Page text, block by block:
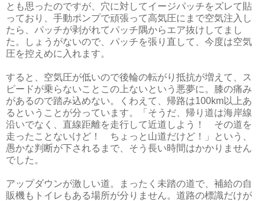
とも思ったのですが、穴に対してイージパッチをズレて貼
っており、手動ポンプで頑張って高気圧にまで空気注入し
たら、パッチが剥がれてパッチ隅からエア抜けしてまし
た。しょうがないので、パッチを張り直して、今度は空気
圧を控えめに入れます。
すると、空気圧が低いので後輪の転がり抵抗が増えて、ス
ピードが乗らないことこの上ないという悪夢に。膝の痛み
があるので踏み込めない。くわえて、帰路は100km以上あ
るということが分っています。「そうだ、帰り道は海岸線
沿いでなく、直線距離を走行して近道しよう！ その道を
走ったことないけど！ ちょっと山道だけど！」という、
愚かな判断が下されるまで、そう長い時間はかかりません
でした。
アップダウンが激しい道。まったく未踏の道で、補給の自
販機もトイレもある場所が分りません。道路の標識だけが